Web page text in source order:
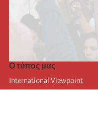
Ο τύπος μας
International Viewpoint